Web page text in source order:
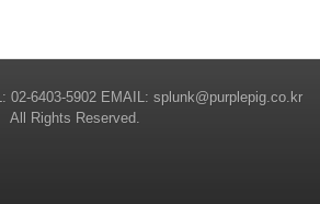
02-6403-5902 EMAIL: splunk@purplepig.co.kr
All Rights Reserved.